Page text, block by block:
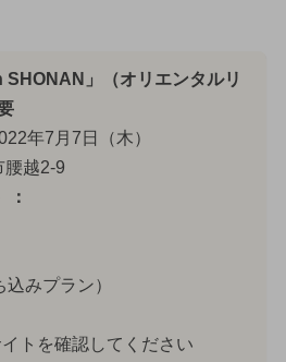
」（オリエンタルリ
年7月7日（木）
腰越2-9
：
みプラン）
トを確認してください